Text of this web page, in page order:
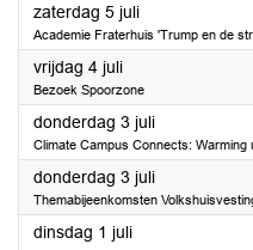
zaterdag 5 juli2025
Academie Fraterhuis 'Trump en de
vrijdag 4 juli2025
Bezoek Spoorzone
donderdag 3 juli2025
Climate Campus Connects:
donderdag 3 juli2025
Themabijeenkomsten
dinsdag 1 juli2025